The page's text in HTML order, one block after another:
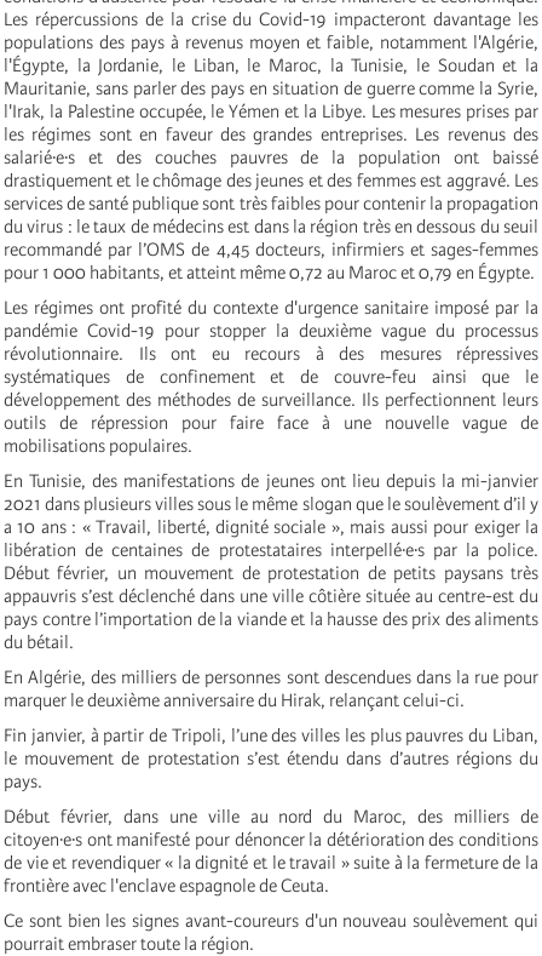
Les répercussions de la crise du Covid-19 impacteront davantage les
populations des pays à revenus moyen et faible, notamment l'Algérie,
l'Égypte, la Jordanie, le Liban, le Maroc, la Tunisie, le Soudan et la
Mauritanie, sans parler des pays en situation de guerre comme la Syrie,
l'Irak, la Palestine occupée, le Yémen et la Libye. Les mesures prises par
les régimes sont en faveur des grandes entreprises. Les revenus des
salarié·e·s et des couches pauvres de la population ont baissé
drastiquement et le chômage des jeunes et des femmes est aggravé. Les
services de santé publique sont très faibles pour contenir la propagation
du virus : le taux de médecins est dans la région très en dessous du seuil
recommandé par l’OMS de 4,45 docteurs, infirmiers et sages-femmes
pour 1 000 habitants, et atteint même 0,72 au Maroc et 0,79 en Égypte.
Les régimes ont profité du contexte d'urgence sanitaire imposé par la
pandémie Covid-19 pour stopper la deuxième vague du processus
révolutionnaire. Ils ont eu recours à des mesures répressives
systématiques de confinement et de couvre-feu ainsi que le
développement des méthodes de surveillance. Ils perfectionnent leurs
outils de répression pour faire face à une nouvelle vague de
mobilisations populaires.
En Tunisie, des manifestations de jeunes ont lieu depuis la mi-janvier
2021 dans plusieurs villes sous le même slogan que le soulèvement d’il y
a 10 ans : « Travail, liberté, dignité sociale », mais aussi pour exiger la
libération de centaines de protestataires interpellé·e·s par la police.
Début février, un mouvement de protestation de petits paysans très
appauvris s’est déclenché dans une ville côtière située au centre-est du
pays contre l’importation de la viande et la hausse des prix des aliments
du bétail.
En Algérie, des milliers de personnes sont descendues dans la rue pour
marquer le deuxième anniversaire du Hirak, relançant celui-ci.
Fin janvier, à partir de Tripoli, l’une des villes les plus pauvres du Liban,
le mouvement de protestation s’est étendu dans d’autres régions du
pays.
Début février, dans une ville au nord du Maroc, des milliers de
citoyen·e·s ont manifesté pour dénoncer la détérioration des conditions
de vie et revendiquer « la dignité et le travail » suite à la fermeture de la
frontière avec l'enclave espagnole de Ceuta.
Ce sont bien les signes avant-coureurs d'un nouveau soulèvement qui
pourrait embraser toute la région.